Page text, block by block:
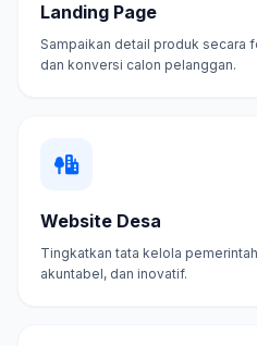
Landing Page
Sampaikan detail produk secara
dan konversi calon pelanggan.
Website Desa
Tingkatkan tata kelola
akuntabel, dan inovatif.